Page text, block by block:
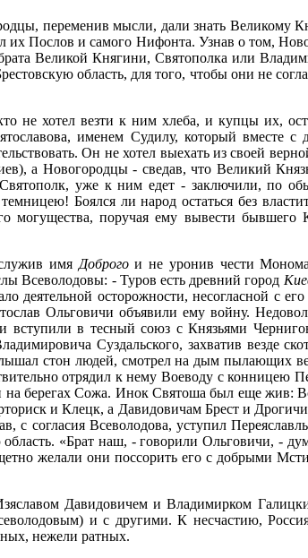
переменив мысли, дали знать Великому
Послов и самого Нифонта. Узнав о том,
Великой Княгини, Святополка или
область, для того, чтобы они не
не хотел везти к ним хлеба, и купцы их,
именем Судилу, который вместе
Он не хотел выехать из своей
а Новогородцы - сведав, что Великий
уже к ним едет - заключили, по
Боялся ли народ остаться без
могущества, поручая ему вывести бывшего
имя Доброгои не уронив чести
Всеволодовы: - Туров есть древний город
деятельной осторожности, несогласной с
Ольговичи объявили ему войну.
вступили в тесный союз с Князьями
Суздальского, захватив везде
стон людей, смотрел на дым пылающих
отрядил к нему Воеводу с конницею
берегах Сожа. Инок Святоша был еще жив:
и Клецк, а Давидовичам Брест и
с согласия Всеволодова, уступил
«Брат наш, - говорили Ольговичи, -
желали они поссорить его с добрыми
Давидовичем и Владимирком
и с другими. К несчастию,
нежели ратных.